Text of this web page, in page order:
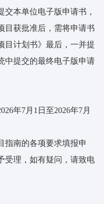
本单位电子版申请书，
目获批准后，需将申请书
目计划书》最后，一并提
中提交的最终电子版申请
年7月1日至2026年7月
指南的各项要求填报申
受理，如有疑问，请致电